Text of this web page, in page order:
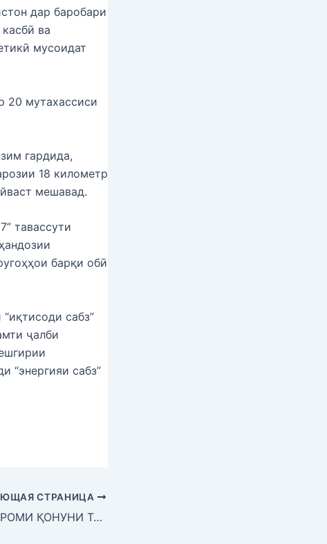
дар баробари
ва
мусоидат
20 мутахассиси
гардида,
18 километр
мешавад.
тавассути
барқи обӣ
сабз”
ҷалби
“энергияи сабз”
СТРАНИЦА
МАҚСАДУ МАРОМИ ҚОНУНИ ТАНЗИМ